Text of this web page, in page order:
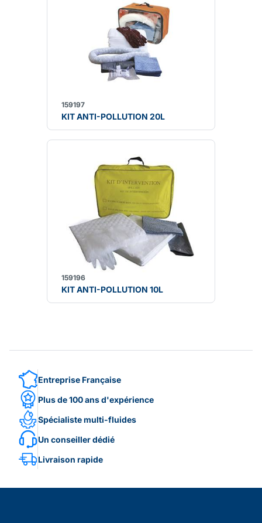
159197
KIT ANTI-POLLUTION 20L
159196
KIT ANTI-POLLUTION 10L
Entreprise Française
Plus de 100 ans d'expérience
Spécialiste multi-fluides
Un conseiller dédié
Livraison rapide